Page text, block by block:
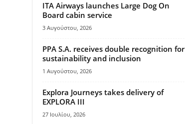
ITA Airways launches Large Dog On
Board cabin service
3 Αυγούστου, 2026
PPA S.A. receives double recognition for
sustainability and inclusion
1 Αυγούστου, 2026
Explora Journeys takes delivery of
EXPLORA III
27 Ιουλίου, 2026